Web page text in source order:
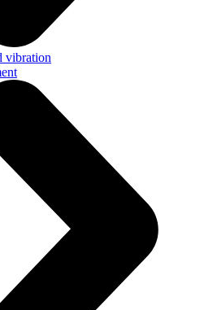
vibration